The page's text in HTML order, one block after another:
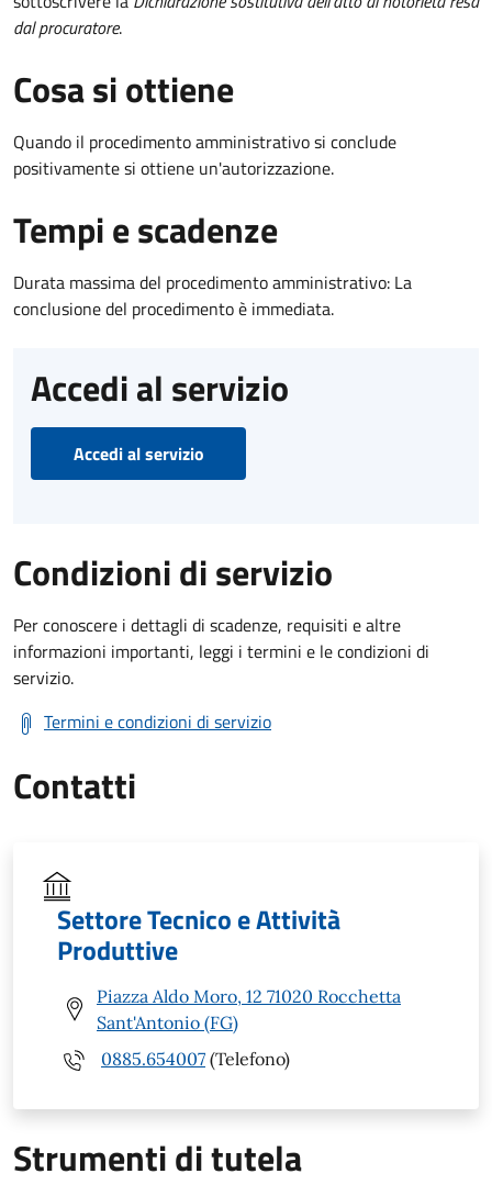
dal procuratore.
Cosa si ottiene
Quando il procedimento amministrativo si conclude
positivamente si ottiene un'autorizzazione.
Tempi e scadenze
Durata massima del procedimento amministrativo: La
conclusione del procedimento è immediata.
Accedi al servizio
Accedi al servizio
Condizioni di servizio
Per conoscere i dettagli di scadenze, requisiti e altre
informazioni importanti, leggi i termini e le condizioni di
servizio.
Termini e condizioni di servizio
Contatti
Settore Tecnico e Attività
Produttive
Piazza Aldo Moro, 12 71020 Rocchetta
Sant'Antonio (FG)
0885.654007 (Telefono)
Strumenti di tutela